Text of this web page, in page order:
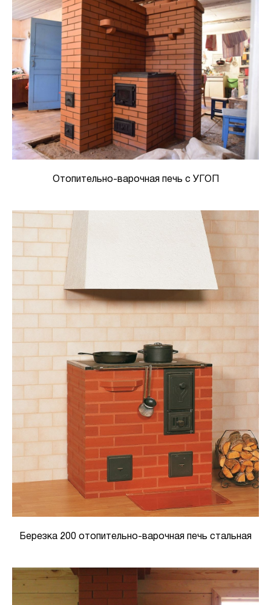
Отопительно-варочная печь с УГОП
Березка 200 отопительно-варочная печь стальная